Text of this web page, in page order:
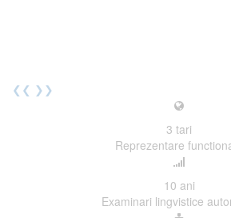
❮❮ ❯❯
3 tari
Reprezentare
10 ani
Examinari lingvistice